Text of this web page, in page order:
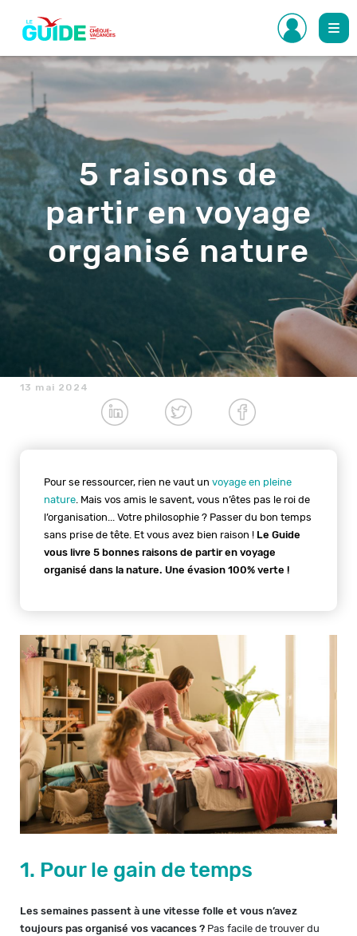
contenu
principal
5 raisons de
partir en voyage
organisé nature
13 mai 2024
Pour se ressourcer, rien ne vaut un voyage en pleine
nature. Mais vos amis le savent, vous n’êtes pas le roi de
l’organisation... Votre philosophie ? Passer du bon temps
sans prise de tête. Et vous avez bien raison ! Le Guide
vous livre 5 bonnes raisons de partir en voyage
organisé dans la nature. Une évasion 100% verte !
1. Pour le gain de temps
Les semaines passent à une vitesse folle et vous n’avez
toujours pas organisé vos vacances ? Pas facile de trouver du